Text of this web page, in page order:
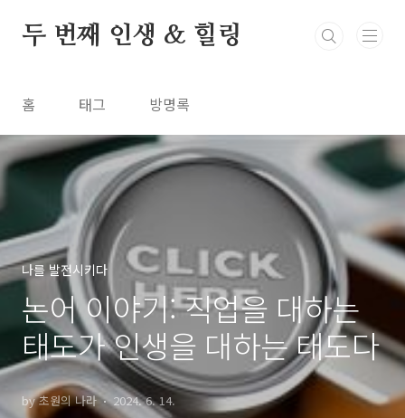
두 번째 인생 & 힐링
홈 태그 방명록
나를 발전시키다
논어 이야기: 직업을 대하는
태도가 인생을 대하는 태도다
by 초원의 나라 2024. 6. 14.